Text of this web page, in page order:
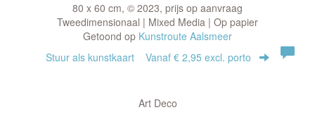
80 x 60 cm, © 2023, prijs op aanvraag
Tweedimensionaal | Mixed Media | Op papier
Getoond op Kunstroute Aalsmeer
Stuur als kunstkaart Vanaf € 2,95 excl. porto
Art Deco